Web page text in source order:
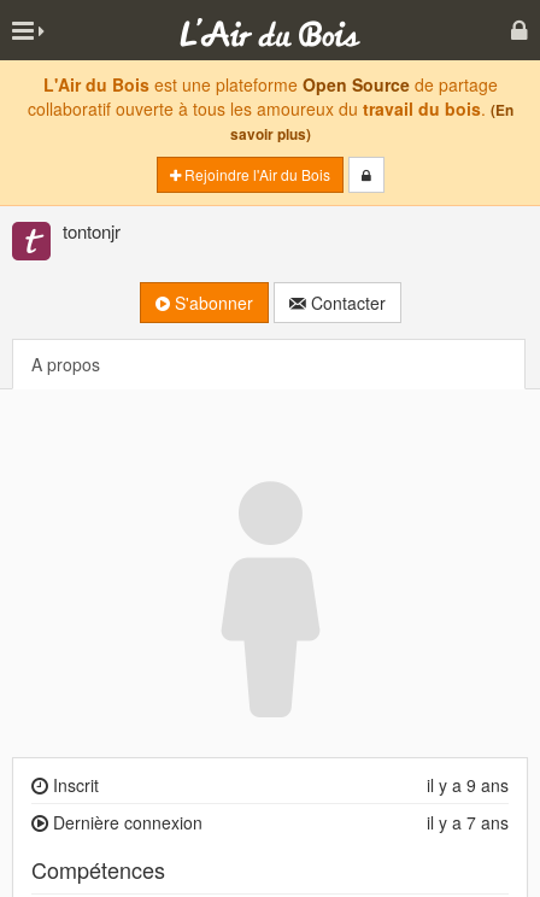
L'Air du Boisest une plateforme Open Sourcede partage
collaboratif ouverte à tous les amoureux du travail du bois. (En
savoir plus)
Rejoindre l'Air du Bois
tontonjr
S'abonner Contacter
A propos
il y a 9 ans
Inscrit
il y a 7 ans
Dernière connexion
Compétences